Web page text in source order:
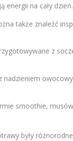
energii na cały dzień.
także znaleźć
z
nadzieniem
smoothie,
były